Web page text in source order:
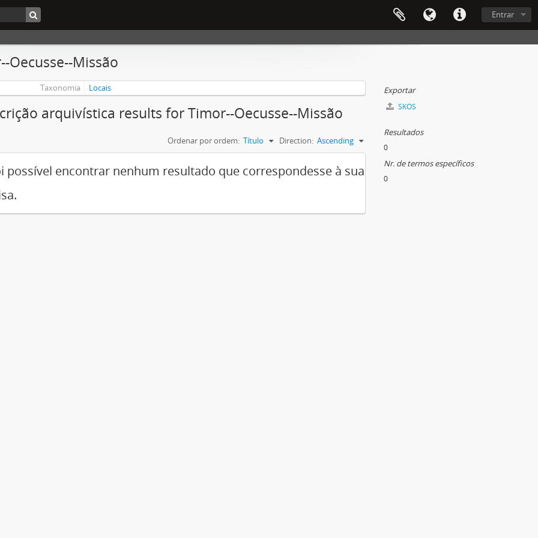
Entrar
Oecusse--Missão
Taxonomia Locais
arquivística results for Timor--Oecusse--Missão
Ordenar por ordem: Título Direction: Ascending
possível encontrar nenhum resultado que correspondesse à sua
Exportar
SKOS
Resultados
0
Nr. de termos específicos
0